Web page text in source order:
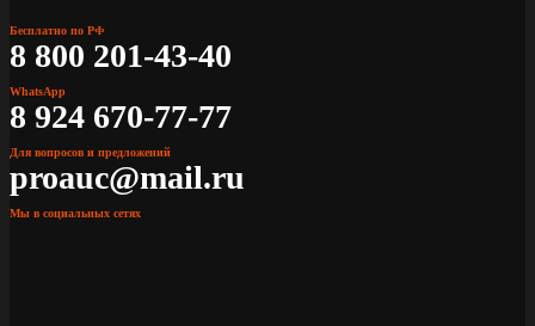
Бесплатно по РФ
8 800 201-43-40
WhatsApp
8 924 670-77-77
Для вопросов и предложений
proauc@mail.ru
Мы в социальных сетях